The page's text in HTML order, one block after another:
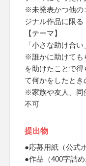
※未発表かつ他の
ジナル作品に限る
【テーマ】
「小さな助け合い
※誰かに助けても
を助けたことで
て何かをしたとき
※家族や友人、同
不可
提出物
●応募用紙（公式
●作品（400字詰め